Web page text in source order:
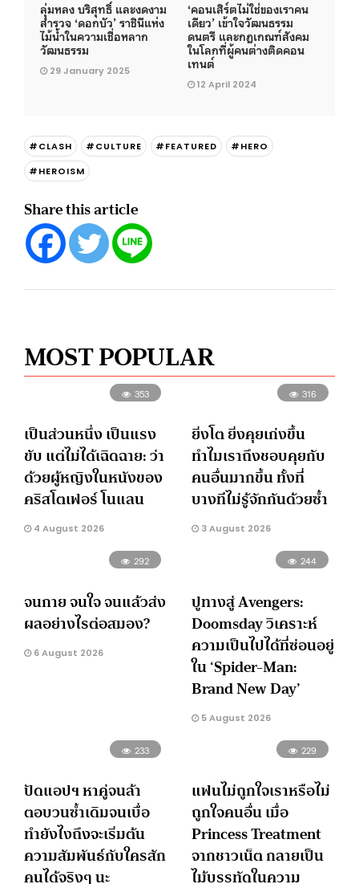
ลุ่มหลง บริสุทธิ์ และงดงาม
สำรวจ ‘ดอกบัว’ ราชินีแห่ง
ไม้น้ำในความเชื่อหลาก
วัฒนธรรม
29 January 2025
‘คอนเสิร์ตไม่ใช่ของเราคน
เดียว’ เข้าใจวัฒนธรรม
ดนตรี และกฎเกณฑ์สังคม
ในโลกที่ผู้คนต่างติดคอน
เทนต์
12 April 2024
#CLASH #CULTURE #FEATURED
#HERO
#HEROISM
Share this article
MOST POPULAR
353
เป็นส่วนหนึ่ง เป็นแรง
ขับ แต่ไม่ได้เฉิดฉาย: ว่า
ด้วยผู้หญิงในหนังของ
คริสโตเฟอร์ โนแลน
4 August 2026
316
ยิ่งโต ยิ่งคุยเก่งขึ้น
ทำไมเราถึงชอบคุยกับ
คนอื่นมากขึ้น ทั้งที่
บางทีไม่รู้จักกันด้วยซ้ำ
3 August 2026
292
จนกาย จนใจ จนแล้วส่ง
ผลอย่างไรต่อสมอง?
6 August 2026
244
ปูทางสู่ Avengers:
Doomsday วิเคราะห์
ความเป็นไปได้ที่ซ่อนอยู่
ใน ‘Spider-Man:
Brand New Day’
5 August 2026
233
ปัดแอปฯ หาคู่จนล้า
ตอบวนซ้ำเดิมจนเบื่อ
ทำยังไงถึงจะเริ่มต้น
ความสัมพันธ์กับใครสัก
คนได้จริงๆ นะ
229
แฟนไม่ถูกใจเราหรือไม่
ถูกใจคนอื่น เมื่อ
Princess Treatment
จากชาวเน็ต กลายเป็น
ไม้บรรทัดในความ